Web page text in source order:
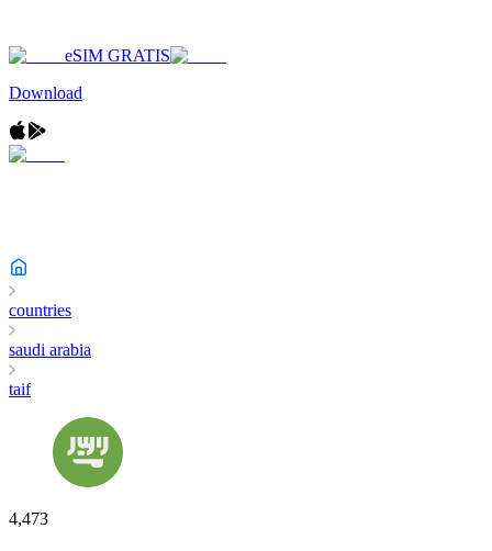
eSIM GRATIS
Download
countries
saudi arabia
taif
4,473